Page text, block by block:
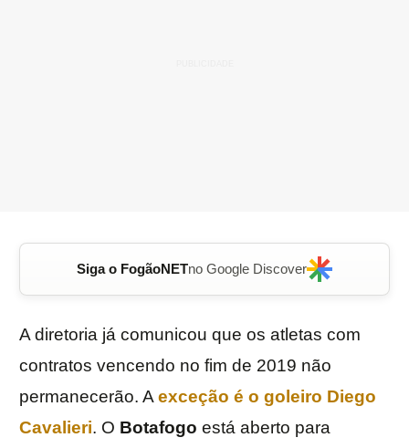
Siga o FogãoNETno Google Discover
A diretoria já comunicou que os atletas com
contratos vencendo no fim de 2019 não
permanecerão. Aexceção é o goleiro Diego
Cavalieri. O Botafogo está aberto para